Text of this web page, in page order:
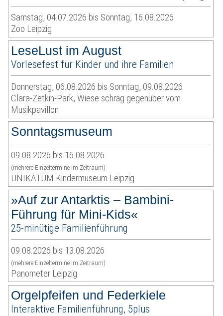
Samstag, 04.07.2026 bis Sonntag, 16.08.2026
Zoo Leipzig
LeseLust im August
Vorlesefest für Kinder und ihre Familien
Donnerstag, 06.08.2026 bis Sonntag, 09.08.2026
Clara-Zetkin-Park, Wiese schräg gegenüber vom
Musikpavillon
Sonntagsmuseum
09.08.2026 bis 16.08.2026
(mehrere Einzeltermine im Zeitraum)
UNIKATUM Kindermuseum Leipzig
»Auf zur Antarktis – Bambini-
Führung für Mini-Kids«
25-minütige Familienführung
09.08.2026 bis 13.08.2026
(mehrere Einzeltermine im Zeitraum)
Panometer Leipzig
Orgelpfeifen und Federkiele
Interaktive Familienführung, 5plus